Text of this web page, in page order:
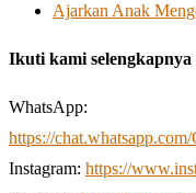
Ajarkan Anak
Ikuti kami selengkapnya
WhatsApp:
https://
Instagram: https://